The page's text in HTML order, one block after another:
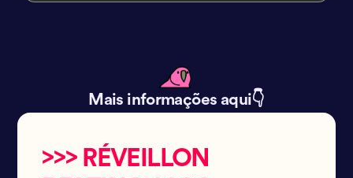
Mais informações aqui👇
>>> RÉVEILLON